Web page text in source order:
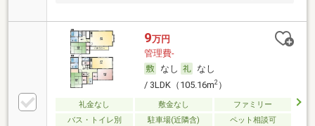
9万円
管理費-
なし
なし
/ 3LDK（105.16m2）
礼金なし 敷金なし
ファミリー
バス・トイレ別
駐車場(近隣含) ペット相談可